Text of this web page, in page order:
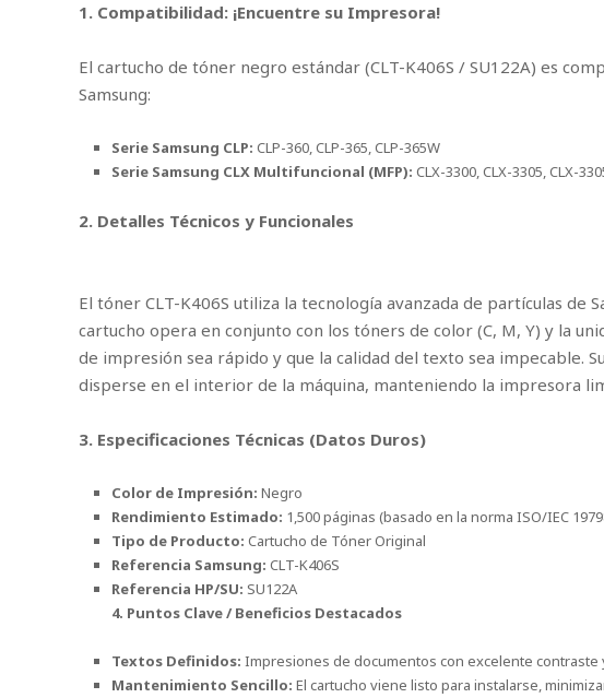
1. Compatibilidad: ¡Encuentre su Impresora!
El cartucho de tóner negro estándar (CLT-K406S / SU122A) es
Samsung:
Serie Samsung CLP: CLP-360, CLP-365, CLP-365W
Serie Samsung CLX Multifuncional (MFP): CLX-3300, CLX-3305, CLX-
2. Detalles Técnicos y Funcionales
El tóner CLT-K406S utiliza la tecnología avanzada de partículas de
cartucho opera en conjunto con los tóners de color (C, M, Y) y la
de impresión sea rápido y que la calidad del texto sea impecable.
disperse en el interior de la máquina, manteniendo la impresora
3. Especificaciones Técnicas (Datos Duros)
Color de Impresión: Negro
Rendimiento Estimado: 1,500 páginas (basado en la norma ISO/IEC
Tipo de Producto: Cartucho de Tóner Original
Referencia Samsung: CLT-K406S
Referencia HP/SU: SU122A
4. Puntos Clave / Beneficios Destacados
Textos Definidos: Impresiones de documentos con excelente contraste
Mantenimiento Sencillo: El cartucho viene listo para instalarse,